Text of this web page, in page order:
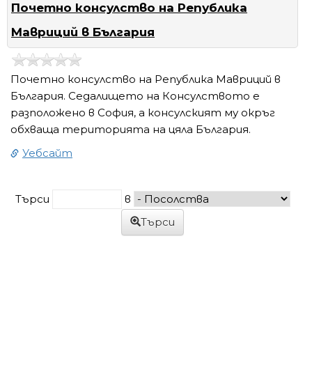
Почетно консулство на Република
Мавриций в България
Почетно консулство на Република Мавриций в
България. Седалището на Консулството е
разположено в София, а консулският му окръг
обхваща територията на цяла България.
Уебсайт
Търси
в
Търси